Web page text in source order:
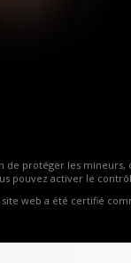
de protéger les mineurs,
pouvez activer le
site web a été certifié